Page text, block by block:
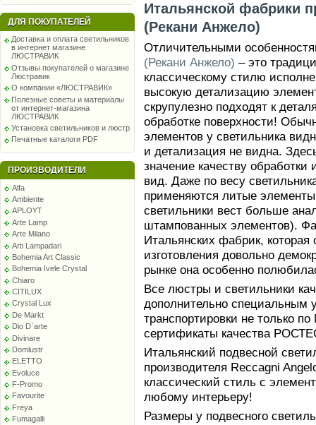
ДЛЯ ПОКУПАТЕЛЕЙ
Доставка и оплата светильников
в интернет магазине
ЛЮСТРАВИК
Отзывы покупателей о магазине
Люстравик
О компании «ЛЮСТРАВИК»
Полезные советы и материалы
от интернет-магазина
ЛЮСТРАВИК
Установка светильников и люстр
Печатные каталоги PDF
ПРОИЗВОДИТЕЛИ
Alfa
Ambiente
APLOYT
Arte Lamp
Arte Milano
Arti Lampadari
Bohemia Art Classic
Bohemia Ivele Crystal
Chiaro
CITILUX
Crystal Lux
De Markt
Dio D`arte
Divinare
Domlustr
ELETTO
Evoluce
F-Promo
Favourite
Freya
Fumagalli
Итальянской фабрики
(Рекани Анжело)
Отличительными
(Рекани Анжело) – это
классическому стилю
высокую детализацию
скрупулезно подходят к
обработке поверхности!
элементов у светильника
и детализация не видна.
значение качеству
вид. Даже по весу
применяются литые
светильники вест больше
штампованных элементов).
Итальянских фабрик,
изготовления довольно
рынке она особенно
Все люстры и светильники
дополнительно специальным
транспортировки не только
сертификаты качества
Итальянский подвесной
производителя Reccagni
классический стиль с
любому интерьеру!
Размеры у подвесного